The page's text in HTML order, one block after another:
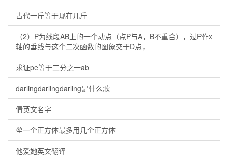
古代一斤等于现在几斤
（2）P为线段AB上的一个动点（点P与A，B不重合），过P作x
轴的垂线与这个二次函数的图象交于D点，
求证pe等于二分之一ab
darlingdarlingdarling是什么歌
倩英文名字
垒一个正方体最多用几个正方体
他爱她英文翻译